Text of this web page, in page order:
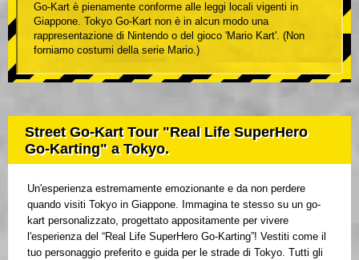
Go-Kart è pienamente conforme alle leggi locali vigenti in
Giappone. Tokyo Go-Kart non è in alcun modo una
rappresentazione di Nintendo o del gioco 'Mario Kart'. (Non
forniamo costumi della serie Mario.)
Street Go-Kart Tour "Real Life SuperHero
Go-Karting" a Tokyo.
Un'esperienza estremamente emozionante e da non perdere
quando visiti Tokyo in Giappone. Immagina te stesso su un go-
kart personalizzato, progettato appositamente per vivere
l'esperienza del “Real Life SuperHero Go-Karting”! Vestiti come il
tuo personaggio preferito e guida per le strade di Tokyo. Tutti gli